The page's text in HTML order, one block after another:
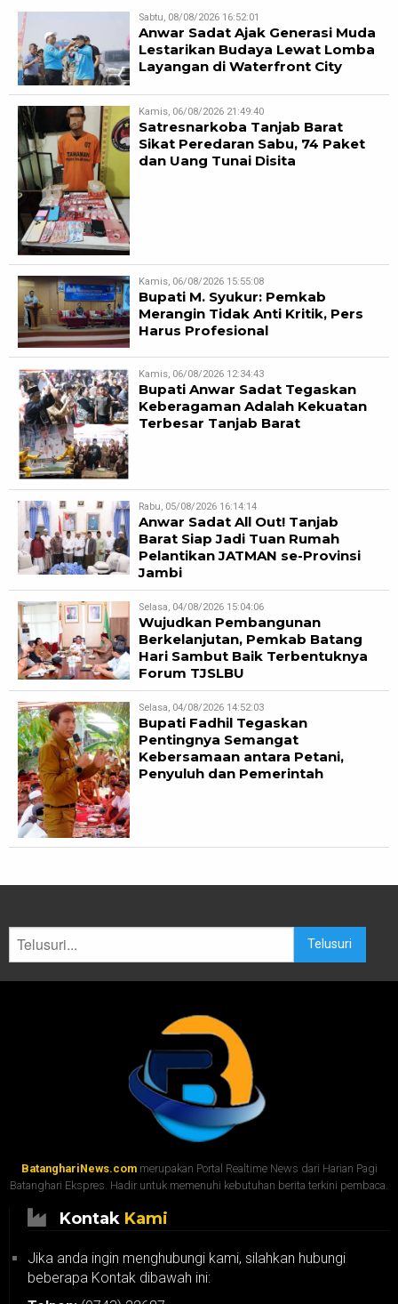
Sabtu, 08/08/2026 16:52:01
Anwar Sadat Ajak Generasi Muda
Lestarikan Budaya Lewat Lomba
Layangan di Waterfront City
Kamis, 06/08/2026 21:49:40
Satresnarkoba Tanjab Barat
Sikat Peredaran Sabu, 74 Paket
dan Uang Tunai Disita
Kamis, 06/08/2026 15:55:08
Bupati M. Syukur: Pemkab
Merangin Tidak Anti Kritik, Pers
Harus Profesional
Kamis, 06/08/2026 12:34:43
Bupati Anwar Sadat Tegaskan
Keberagaman Adalah Kekuatan
Terbesar Tanjab Barat
Rabu, 05/08/2026 16:14:14
Anwar Sadat All Out! Tanjab
Barat Siap Jadi Tuan Rumah
Pelantikan JATMAN se-Provinsi
Jambi
Selasa, 04/08/2026 15:04:06
Wujudkan Pembangunan
Berkelanjutan, Pemkab Batang
Hari Sambut Baik Terbentuknya
Forum TJSLBU
Selasa, 04/08/2026 14:52:03
Bupati Fadhil Tegaskan
Pentingnya Semangat
Kebersamaan antara Petani,
Penyuluh dan Pemerintah
Telusuri
BatanghariNews.commerupakan Portal Realtime News dari Harian Pagi
Batanghari Ekspres. Hadir untuk memenuhi kebutuhan berita terkini pembaca.
Kontak Kami
Jika anda ingin menghubungi kami, silahkan hubungi
beberapa Kontak dibawah ini: